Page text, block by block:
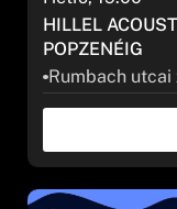
HILLEL
POPZENÉIG
Rumbach utcai